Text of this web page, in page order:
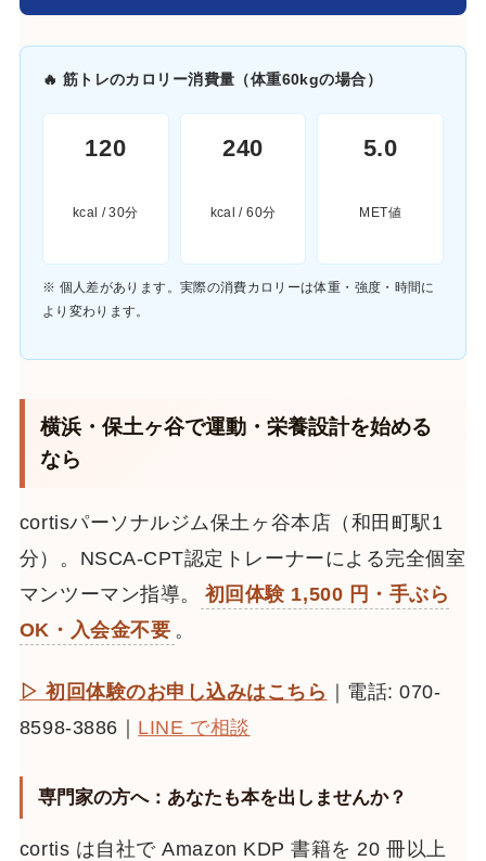
🔥 筋トレのカロリー消費量（体重60kgの場合）
120
kcal / 30分
240
kcal / 60分
5.0
MET値
※ 個人差があります。実際の消費カロリーは体重・強度・時間に
より変わります。
横浜・保土ヶ谷で運動・栄養設計を始める
なら
cortisパーソナルジム保土ヶ谷本店（和田町駅1
分）。NSCA-CPT認定トレーナーによる完全個室
マンツーマン指導。
初回体験 1,500 円・手ぶら
OK・入会金不要 。
▷ 初回体験のお申し込みはこちら ｜電話: 070-
8598-3886｜ LINE で相談
専門家の方へ：あなたも本を出しませんか？
cortis は自社で Amazon KDP 書籍を 20 冊以上